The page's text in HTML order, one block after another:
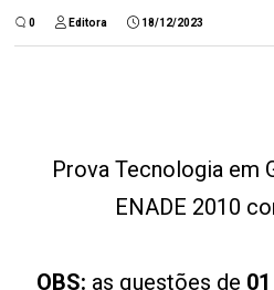
0 Editora 18/12/2023
Prova Tecnologia em
ENADE 2010
OBS: as questões de 01